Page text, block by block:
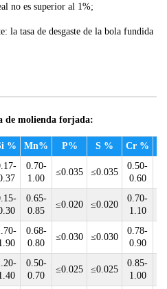
no es superior al 1%;
la tasa de desgaste de la bola fundida
de molienda forjada:
% Mn% P% S % Cr %
0.70-
1.00
≤0.035 ≤0.035
0.50-
0.60
0.65-
0.85
≤0.020 ≤0.020
0.70-
1.10
0.68-
0.80
≤0.030 ≤0.030
0.78-
0.90
0.50-
0.70
≤0.025 ≤0.025
0.85-
1.00